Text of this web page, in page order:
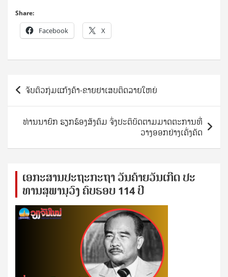
Share:
Facebook X
Post
navigation
ຈັບຕົວກຸ່ມແກ້ງຄ້າ-ຂາຍຢາເສບຕິດລາຍໃຫຍ່
ທ່ານນາຍົກ ຮຽກຮ້ອງສັງຄົມ ຈົ່ງປະຕິບັດຕາມມາດຕະການທີ່
ວາງອອກຢ່າງເຄັ່ງຄັດ
ເອ​ກະ​ສານ​ປະ​ຖະ​ກະ​ຖ​າ ວັນ​ຄ້າຍ​ວັນ​ເກີດ ປ​ະ​
ທານ​ສຸ​ພາ​ນຸ​ວົງ ຄົບ​ຮອບ 114 ປີ